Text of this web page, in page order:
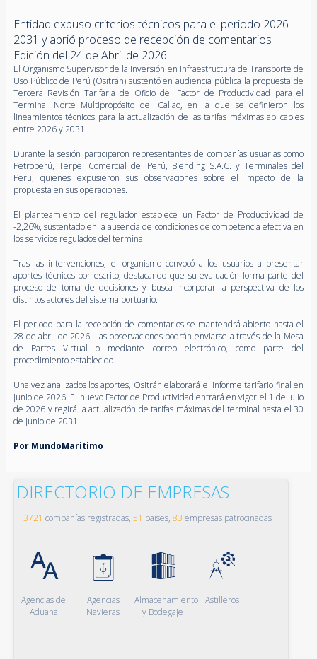
Entidad expuso criterios técnicos para el periodo 2026-
2031 y abrió proceso de recepción de comentarios
Edición del 24 de Abril de 2026
El Organismo Supervisor de la Inversión en Infraestructura de Transporte de
Uso Público de Perú (Ositrán) sustentó en audiencia pública la propuesta de
Tercera Revisión Tarifaria de Oficio del Factor de Productividad para el
Terminal Norte Multipropósito del Callao, en la que se definieron los
lineamientos técnicos para la actualización de las tarifas máximas aplicables
entre 2026 y 2031.
Durante la sesión participaron representantes de compañías usuarias como
Petroperú, Terpel Comercial del Perú, Blending S.A.C. y Terminales del
Perú, quienes expusieron sus observaciones sobre el impacto de la
propuesta en sus operaciones.
El planteamiento del regulador establece un Factor de Productividad de
-2,26%, sustentado en la ausencia de condiciones de competencia efectiva en
los servicios regulados del terminal.
Tras las intervenciones, el organismo convocó a los usuarios a presentar
aportes técnicos por escrito, destacando que su evaluación forma parte del
proceso de toma de decisiones y busca incorporar la perspectiva de los
distintos actores del sistema portuario.
El periodo para la recepción de comentarios se mantendrá abierto hasta el
28 de abril de 2026. Las observaciones podrán enviarse a través de la Mesa
de Partes Virtual o mediante correo electrónico, como parte del
procedimiento establecido.
Una vez analizados los aportes, Ositrán elaborará el informe tarifario final en
junio de 2026. El nuevo Factor de Productividad entrará en vigor el 1 de julio
de 2026 y regirá la actualización de tarifas máximas del terminal hasta el 30
de junio de 2031.
Por MundoMaritimo
DIRECTORIO DE EMPRESAS
3721 compañías registradas, 51 países, 83 empresas patrocinadas
Agencias de
Aduana
Agencias
Navieras
Almacenamiento
y Bodegaje
Astilleros